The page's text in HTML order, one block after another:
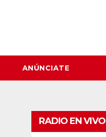
ANÚNCIATE
RADIO EN VIVO